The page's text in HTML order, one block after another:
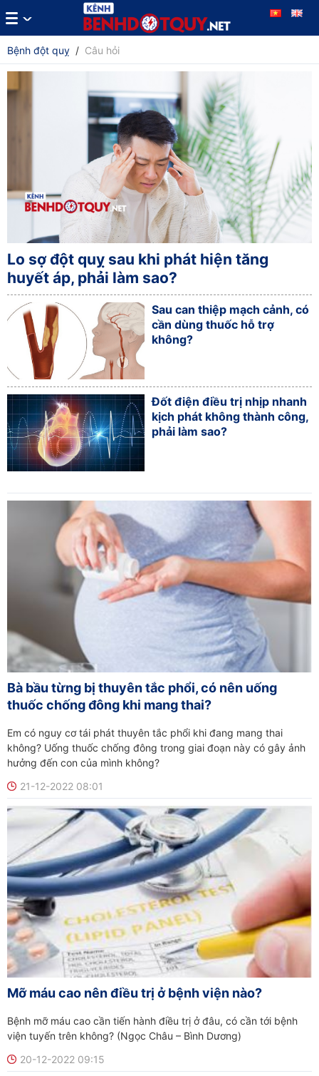
Bệnh đột quỵ / Câu hỏi
Lo sợ đột quỵ sau khi phát hiện tăng
huyết áp, phải làm sao?
Sau can thiệp mạch cảnh, có
cần dùng thuốc hỗ trợ
không?
Đốt điện điều trị nhịp nhanh
kịch phát không thành công,
phải làm sao?
Bà bầu từng bị thuyên tắc phổi, có nên uống
thuốc chống đông khi mang thai?
Em có nguy cơ tái phát thuyên tắc phổi khi đang mang thai
không? Uống thuốc chống đông trong giai đoạn này có gây ảnh
hưởng đến con của mình không?
21-12-2022 08:01
Mỡ máu cao nên điều trị ở bệnh viện nào?
Bệnh mỡ máu cao cần tiến hành điều trị ở đâu, có cần tới bệnh
viện tuyến trên không? (Ngọc Châu – Bình Dương)
20-12-2022 09:15